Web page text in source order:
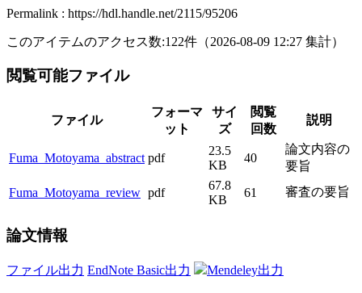
Permalink : https://hdl.handle.net/2115/95206
このアイテムのアクセス数:122件 （2026-08-09 12:27 集計）
閲覧可能ファイル
ファイル
フォーマ
ット
サイ
ズ
閲覧
回数
説明
Fuma_Motoyama_abstract pdf
23.5
KB
40
論文内容の
要旨
Fuma_Motoyama_review pdf
67.8
KB
61 審査の要旨
論文情報
ファイル出力 EndNote Basic出力 Mendeley出力